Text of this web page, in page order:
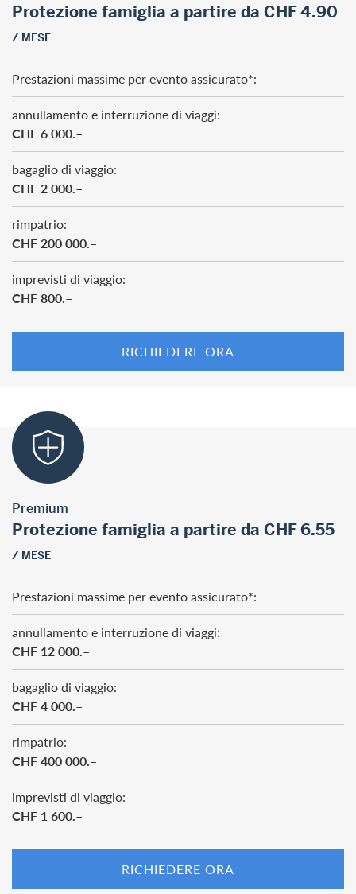
Protezione famiglia a partire da CHF 4.90
/ MESE
Prestazioni massime per evento assicurato*:
annullamento e interruzione di viaggi:
CHF 6 000.–
bagaglio di viaggio:
CHF 2 000.–
rimpatrio:
CHF 200 000.–
imprevisti di viaggio:
CHF 800.–
RICHIEDERE ORA
Premium
Protezione famiglia a partire da CHF 6.55
/ MESE
Prestazioni massime per evento assicurato*:
annullamento e interruzione di viaggi:
CHF 12 000.–
bagaglio di viaggio:
CHF 4 000.–
rimpatrio:
CHF 400 000.–
imprevisti di viaggio:
CHF 1 600.–
RICHIEDERE ORA